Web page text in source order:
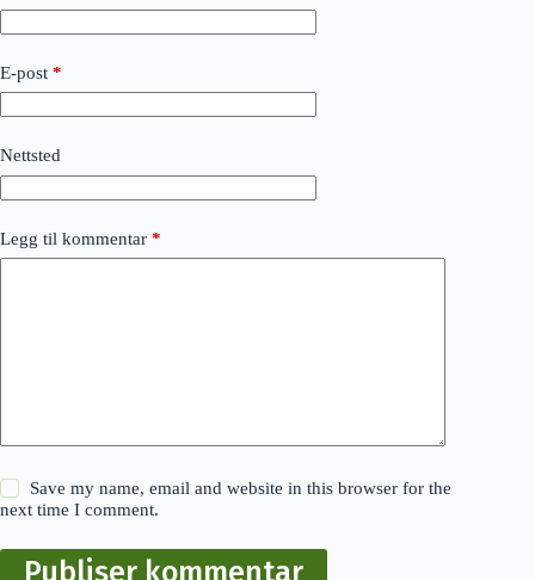
E-post *
Nettsted
Legg til kommentar *
Save my name, email and website in this browser for the
next time I comment.
Publiser kommentar